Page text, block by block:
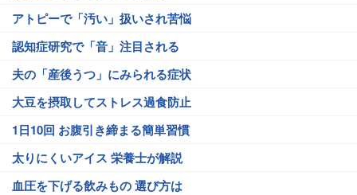
アトピーで「汚い」扱いされ苦悩
認知症研究で「音」注目される
夫の「産後うつ」にみられる症状
大豆を摂取してストレス過食防止
1日10回 お腹引き締まる簡単習慣
太りにくいアイス 栄養士が解説
血圧を下げる飲みもの 選び方は